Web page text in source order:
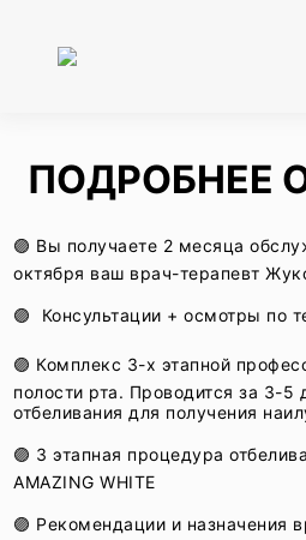
ПОДРОБНЕЕ
🟣 Вы получаете 2 месяца
октября ваш врач-терапевт
🟣 Консультации + осмотры по
🟣 Комплекс 3-х этапной
полости рта. Проводится за 3-
отбеливания для получения
🟣 3 этапная процедура
AMAZING WHITE
🟣 Рекомендации и назначения